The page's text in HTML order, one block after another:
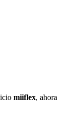
miiflex, ahora